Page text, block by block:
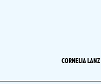
CORNELIA LANZ